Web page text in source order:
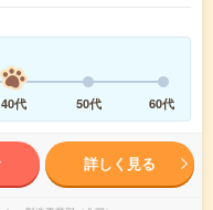
40代 50代 60代
詳しく見る